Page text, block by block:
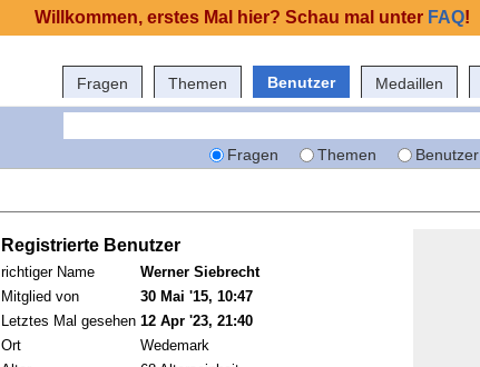
Fragen Themen Benutzer Medaillen
Fragen Themen Benutzer
Registrierte Benutzer
richtiger Name
Werner Siebrecht
Mitglied von
30 Mai '15, 10:47
Letztes Mal gesehen 12 Apr '23, 21:40
Ort
Wedemark
Willkommen, erstes Mal hier? Schau mal unter FAQ!